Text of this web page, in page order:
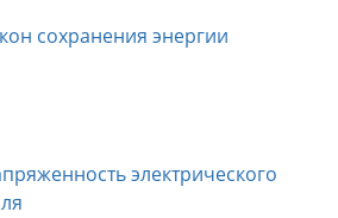
сохранения энергии
электрического